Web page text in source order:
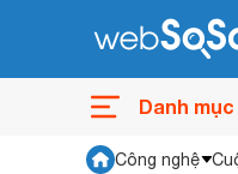
Danh
Công nghệ